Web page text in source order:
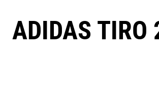
ADIDAS TIRO